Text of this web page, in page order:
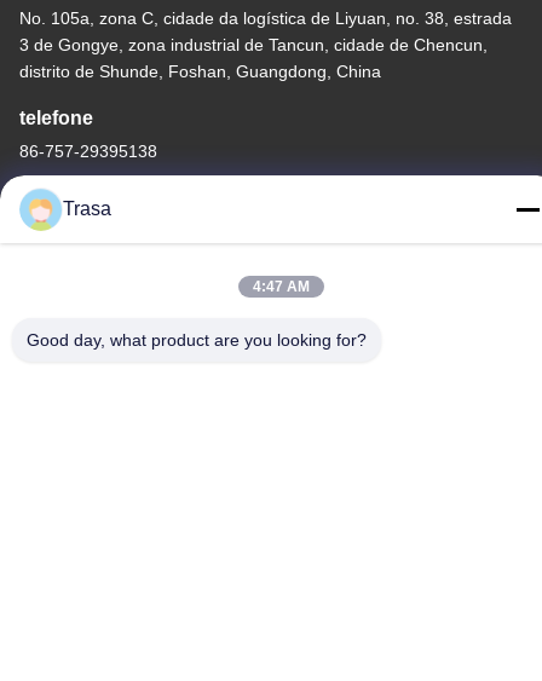
No. 105a, zona C, cidade da logística de Liyuan, no. 38, estrada
3 de Gongye, zona industrial de Tancun, cidade de Chencun,
distrito de Shunde, Foshan, Guangdong, China
telefone
86-757-29395138
China Boa Qualidade Folha de aço inoxidável colorida
Steel Co., Ltd. . Todos os direitos reservados.
Trasa
4:47 AM
Good day, what product are you looking for?